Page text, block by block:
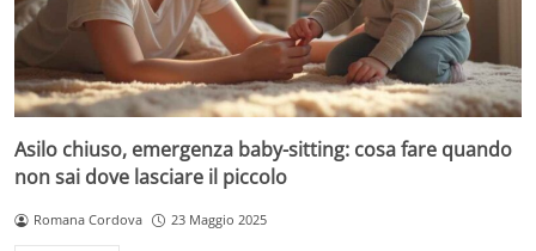
Asilo chiuso, emergenza baby-sitting: cosa fare quando
non sai dove lasciare il piccolo
Romana Cordova 23 Maggio 2025